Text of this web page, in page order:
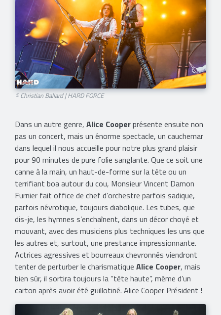
© Christian Ballard | HARD FORCE​
Dans un autre genre, Alice Cooperprésente ensuite non
pas un concert, mais un énorme spectacle, un cauchemar
dans lequel il nous accueille pour notre plus grand plaisir
pour 90 minutes de pure folie sanglante. Que ce soit une
canne à la main, un haut-de-forme sur la tête ou un
terrifiant boa autour du cou, Monsieur Vincent Damon
Furnier fait office de chef d’orchestre parfois sadique,
parfois névrotique, toujours diabolique. Les tubes, que
dis-je, les hymnes s’enchaînent, dans un décor choyé et
mouvant, avec des musiciens plus techniques les uns que
les autres et, surtout, une prestance impressionnante.
Actrices agressives et bourreaux chevronnés viendront
tenter de perturber le charismatique Alice Cooper, mais
bien sûr, il sortira toujours la “tête haute”, même d’un
carton après avoir été guillotiné. Alice Cooper Président !